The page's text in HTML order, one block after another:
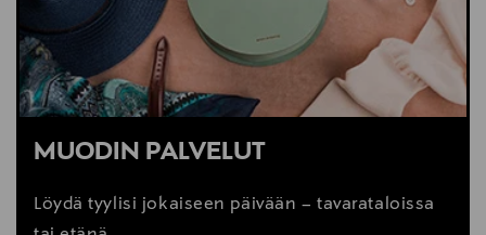
MUODIN PALVELUT
Löydä tyylisi jokaiseen päivään – tavarataloissa